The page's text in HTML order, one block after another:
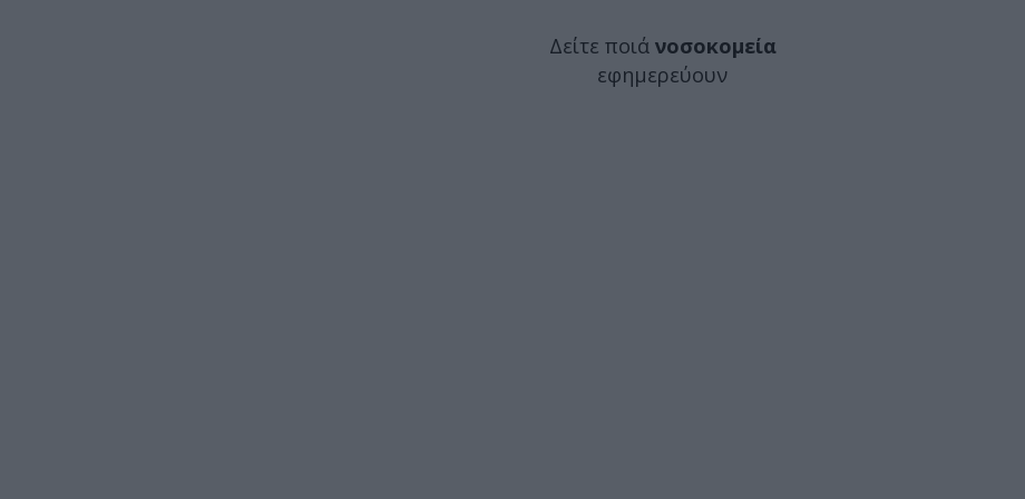
Δείτε ποιά νοσοκομεία
εφημερεύουν